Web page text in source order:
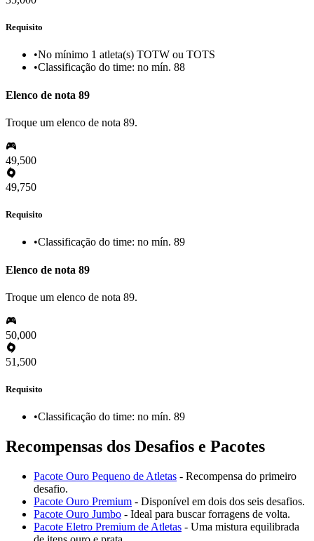
Requisito
•No mínimo 1 atleta(s) TOTW ou TOTS
•Classificação do time: no mín. 88
Elenco de nota 89
Troque um elenco de nota 89.
49,500
49,750
Requisito
•Classificação do time: no mín. 89
Elenco de nota 89
Troque um elenco de nota 89.
50,000
51,500
Requisito
•Classificação do time: no mín. 89
Recompensas dos Desafios e Pacotes
Pacote Ouro Pequeno de Atletas - Recompensa do primeiro
desafio.
Pacote Ouro Premium - Disponível em dois dos seis desafios.
Pacote Ouro Jumbo - Ideal para buscar forragens de volta.
Pacote Eletro Premium de Atletas - Uma mistura equilibrada